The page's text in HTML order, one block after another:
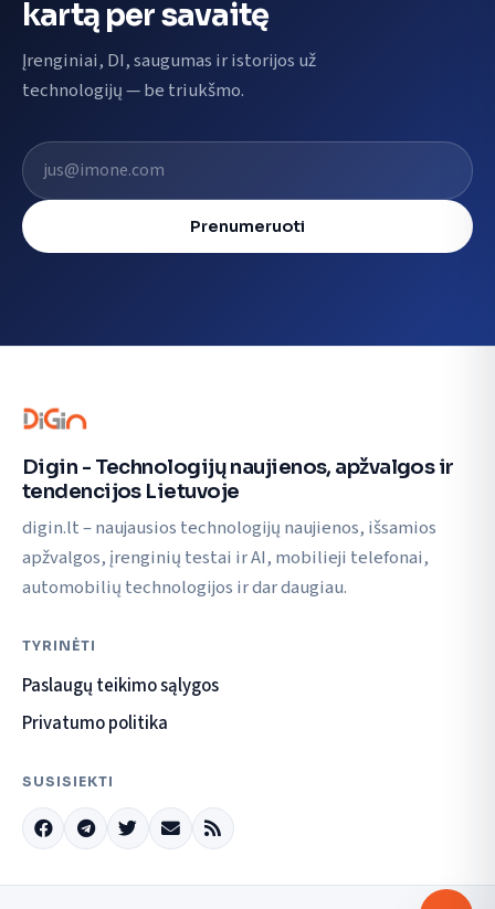
kartą per savaitę
Įrenginiai, DI, saugumas ir istorijos už
technologijų — be triukšmo.
El. pašto adresas
Prenumeruoti
Digin - Technologijų naujienos, apžvalgos ir
tendencijos Lietuvoje
digin.lt – naujausios technologijų naujienos, išsamios
apžvalgos, įrenginių testai ir AI, mobilieji telefonai,
automobilių technologijos ir dar daugiau.
TYRINĖTI
Paslaugų teikimo sąlygos
Privatumo politika
SUSISIEKTI